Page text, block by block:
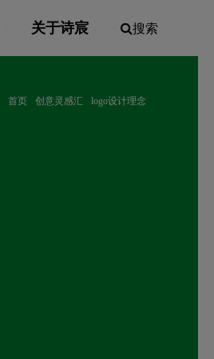
关于诗宸 搜索
首页 创意灵感汇
logo设计理念